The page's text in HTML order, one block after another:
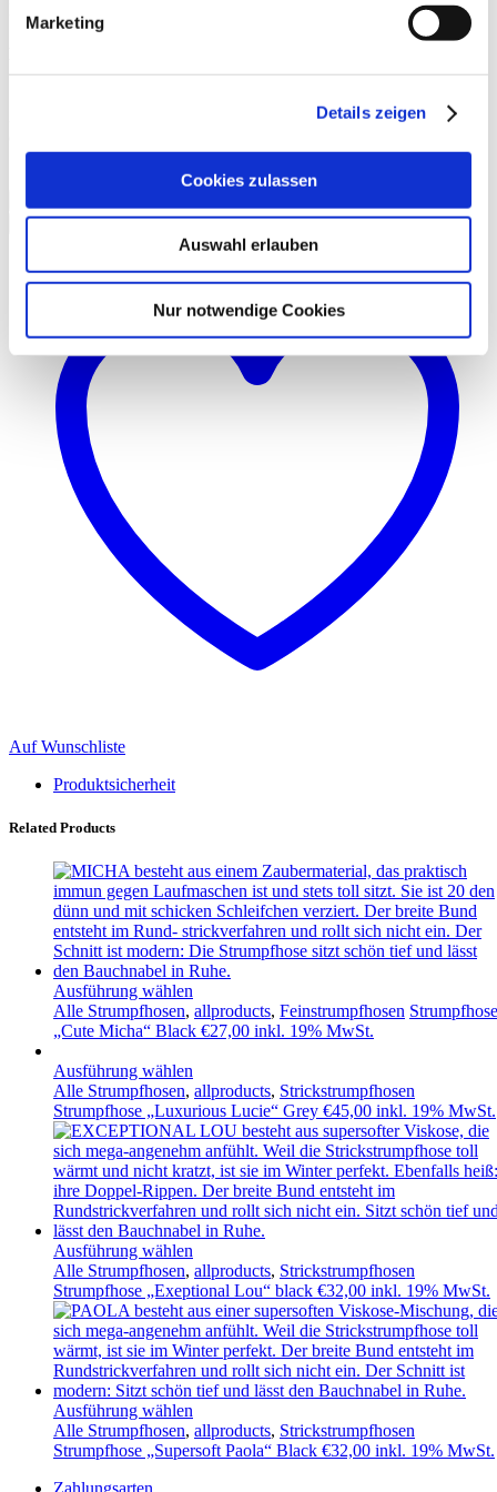
Marketing
Details zeigen
Cookies zulassen
Auswahl erlauben
Nur notwendige Cookies
30°C Schonwaschgang, nicht trocknergeeignet, nicht bügeln, nicht
Löschen
In den Warenkorb
Auf Wunschliste
Produktsicherheit
Related Products
Ausführung wählen
Alle Strumpfhosen, allproducts, Feinstrumpfhosen Strumpfhose
„Cute Micha“ Black €27,00 inkl. 19% MwSt.
Ausführung wählen
Alle Strumpfhosen, allproducts, Strickstrumpfhosen
Strumpfhose „Luxurious Lucie“ Grey €45,00 inkl. 19% MwSt.
Ausführung wählen
Alle Strumpfhosen, allproducts, Strickstrumpfhosen
Strumpfhose „Exeptional Lou“ black €32,00 inkl. 19% MwSt.
Ausführung wählen
Alle Strumpfhosen, allproducts, Strickstrumpfhosen
Strumpfhose „Supersoft Paola“ Black €32,00 inkl. 19% MwSt.